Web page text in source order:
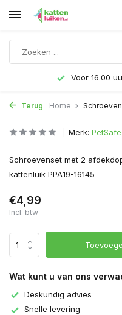
Voor 16.00
Terug Home
Merk: PetSafe
Schroevenset met 2
kattenluik PPA19-16145
€4,99
Incl. btw
Wat kunt u van ons
Deskundig advies
Snelle levering